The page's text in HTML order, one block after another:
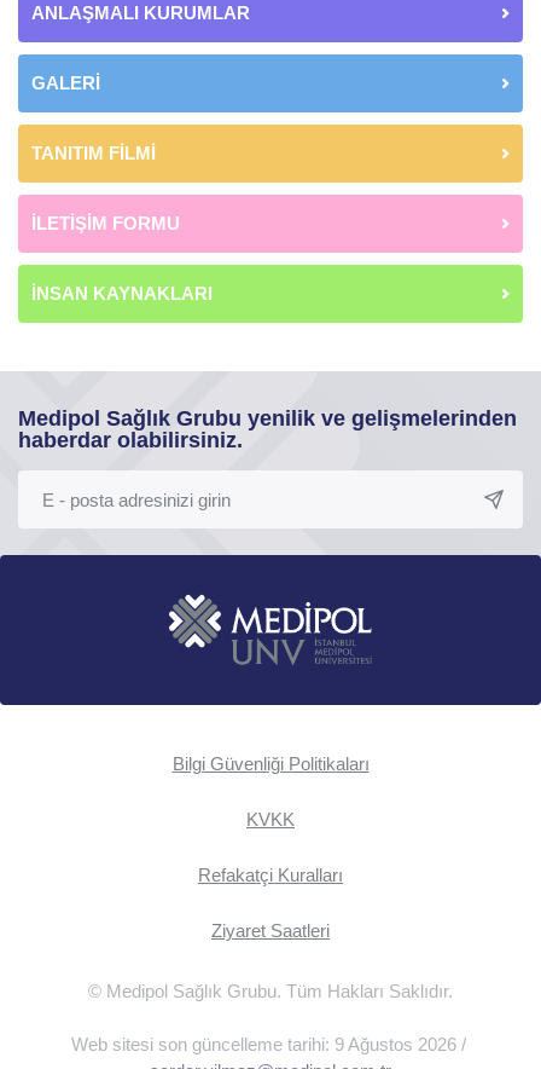
ANLAŞMALI KURUMLAR
GALERİ
TANITIM FİLMİ
İLETİŞİM FORMU
İNSAN KAYNAKLARI
Medipol Sağlık Grubu yenilik ve gelişmelerinden
haberdar olabilirsiniz.
Bilgi Güvenliği Politikaları
KVKK
Refakatçi Kuralları
Ziyaret Saatleri
© Medipol Sağlık Grubu. Tüm Hakları Saklıdır.
Web sitesi son güncelleme tarihi: 9 Ağustos 2026 /